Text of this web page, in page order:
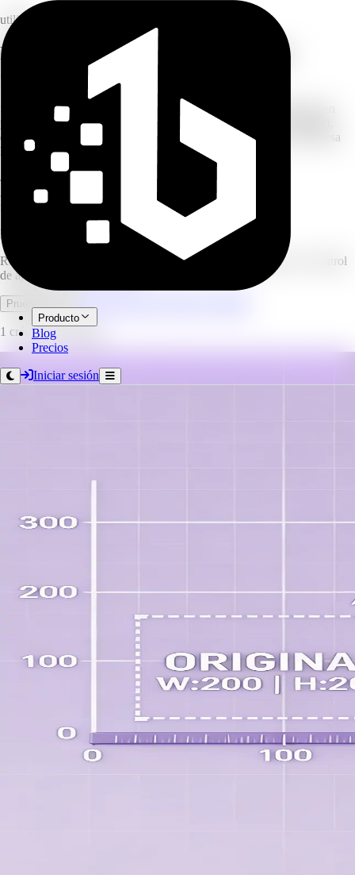
Producto
Blog
Precios
Iniciar sesión
utilidad
Redimensiona imágenes a cualquier
dimensión en píxeles gratis
Suelta tus imágenes y redimensiónalas a un ancho y alto exactos en
píxeles. Elige cómo se ajustan (contener, cubrir, recortar o reducir),
deja un campo vacío para mantener la relación de aspecto, y procesa
hasta 20 imágenes a la vez. Gratis, sin créditos.
4
imágenes por lote
free
sin créditos usados
Redimensionador de Imágenes
Redimensiona imágenes a dimensiones exactas en píxeles con control
de ajuste. Gratis, sin créditos.
Pruébalo ahora
1 crédito por imagen.